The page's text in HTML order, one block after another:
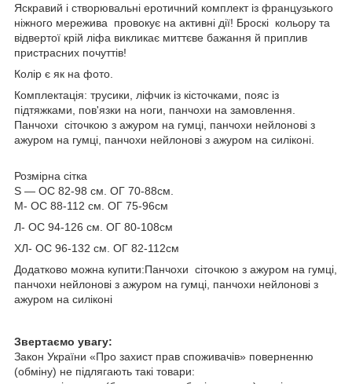
Яскравий і створювальні еротичний комплект із французького
ніжного мережива провокує на активні дії! Броскі кольору та
відвертої крій ліфа викликає миттєве бажання й приплив
пристрасних почуттів!
Колір є як на фото.
Комплектація: трусики, ліфчик із кісточками, пояс із
підтяжками, пов'язки на ноги, панчохи на замовлення.
Панчохи сіточкою з ажуром на гумці, панчохи нейлонові з
ажуром на гумці, панчохи нейлонові з ажуром на силіконі.
Розмірна сітка
S — ОС 82-98 см. ОГ 70-88см.
M- ОС 88-112 см. ОГ 75-96см
Л- ОС 94-126 см. ОГ 80-108см
ХЛ- ОС 96-132 см. ОГ 82-112см
Додатково можна купити:Панчохи сіточкою з ажуром на гумці,
панчохи нейлонові з ажуром на гумці, панчохи нейлонові з
ажуром на силіконі
Звертаємо увагу:
Закон України «Про захист прав споживачів» поверненню
(обміну) не підлягають такі товари: